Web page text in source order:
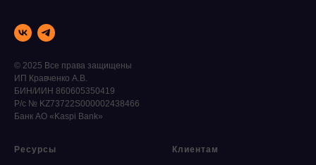
© 2025 Все права защищены
ИП Кравченко А.В.
БИН/ИИН 860605350419
Р/с № KZ73722S000002438466
Банк АО «Kaspi Bank»
Ресурсы Клиентам